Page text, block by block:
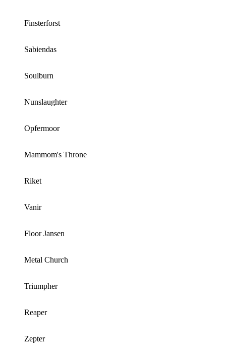
Finsterforst
Sabiendas
Soulburn
Nunslaughter
Opfermoor
Mammom's Throne
Riket
Vanir
Floor Jansen
Metal Church
Triumpher
Reaper
Zepter